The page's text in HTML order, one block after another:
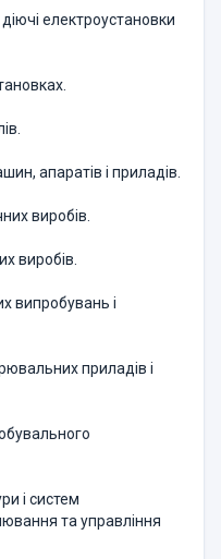
електроустановки
апаратів і приладів.
виробів.
виробів.
випробувань і
приладів і
і систем
та управління